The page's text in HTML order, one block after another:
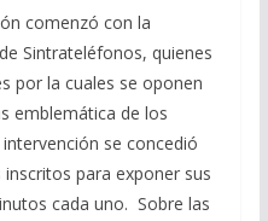
comenzó con la
Sintrateléfonos, quienes
por la cuales se oponen
emblemática de los
se concedió
para exponer sus
cada uno. Sobre las